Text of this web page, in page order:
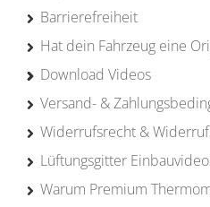
Barrierefreiheit
Hat dein Fahrzeug eine
Download Videos
Versand- &
Widerrufsrecht &
Lüftungsgitter
Warum Premium